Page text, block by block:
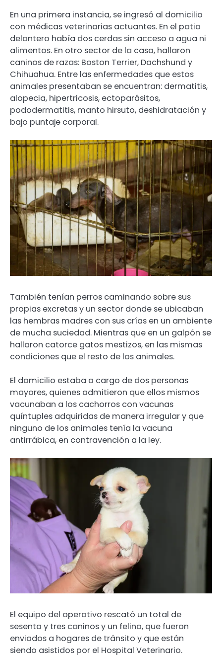
En una primera instancia, se ingresó al domicilio
con médicas veterinarias actuantes. En el patio
delantero había dos cerdas sin acceso a agua ni
alimentos. En otro sector de la casa, hallaron
caninos de razas: Boston Terrier, Dachshund y
Chihuahua. Entre las enfermedades que estos
animales presentaban se encuentran: dermatitis,
alopecia, hipertricosis, ectoparásitos,
pododermatitis, manto hirsuto, deshidratación y
bajo puntaje corporal.
También tenían perros caminando sobre sus
propias excretas y un sector donde se ubicaban
las hembras madres con sus crías en un ambiente
de mucha suciedad. Mientras que en un galpón se
hallaron catorce gatos mestizos, en las mismas
condiciones que el resto de los animales.
El domicilio estaba a cargo de dos personas
mayores, quienes admitieron que ellos mismos
vacunaban a los cachorros con vacunas
quíntuples adquiridas de manera irregular y que
ninguno de los animales tenía la vacuna
antirrábica, en contravención a la ley.
El equipo del operativo rescató un total de
sesenta y tres caninos y un felino, que fueron
enviados a hogares de tránsito y que están
siendo asistidos por el Hospital Veterinario.